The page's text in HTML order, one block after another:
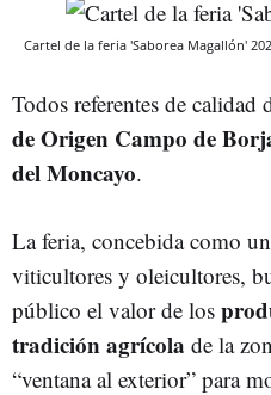
Cartel de la feria 'Saborea Magallón'
Todos referentes de calidad
de Origen Campo de
del Moncayo.
La feria, concebida como
viticultores y oleicultores,
público el valor de los
tradición agrícola de la
“ventana al exterior” para